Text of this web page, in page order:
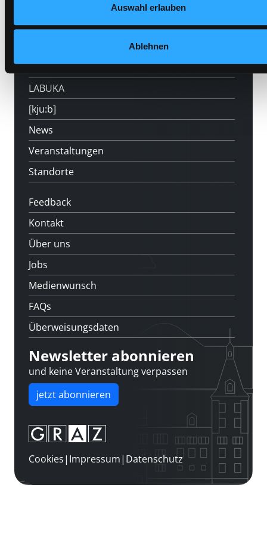
Auswahl erlauben
Ablehnen
Hotline (Mo-Fr 9 bis 17 Uhr): 0316 872-
Angebote
LABUKA
[kju:b]
News
Veranstaltungen
Standorte
Feedback
Kontakt
Über uns
Jobs
Medienwunsch
FAQs
Überweisungsdaten
Newsletter abonnieren
und keine Veranstaltung verpassen
jetzt abonnieren
Cookies| Impressum| Datenschutz